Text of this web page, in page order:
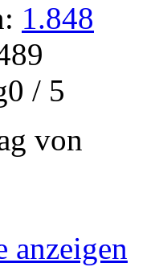
1.848
/ 5
von
anzeigen